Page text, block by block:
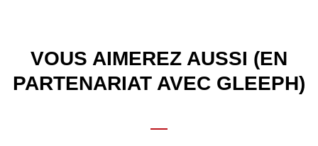
VOUS AIMEREZ AUSSI (EN
PARTENARIAT AVEC GLEEPH)